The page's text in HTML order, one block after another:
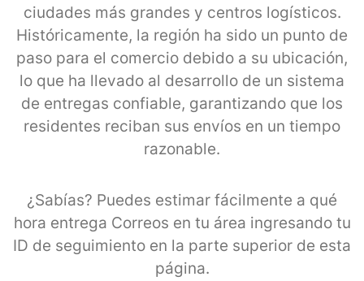
ciudades más grandes y centros logísticos.
Históricamente, la región ha sido un punto de
paso para el comercio debido a su ubicación,
lo que ha llevado al desarrollo de un sistema
de entregas confiable, garantizando que los
residentes reciban sus envíos en un tiempo
razonable.
¿Sabías? Puedes estimar fácilmente a qué
hora entrega Correos en tu área ingresando tu
ID de seguimiento en la parte superior de esta
página.